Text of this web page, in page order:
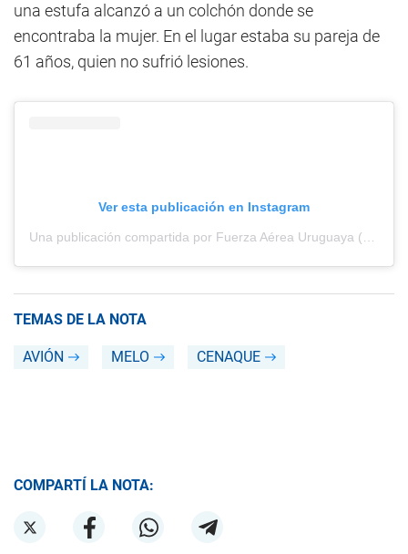
una estufa alcanzó a un colchón donde se
encontraba la mujer. En el lugar estaba su pareja de
61 años, quien no sufrió lesiones.
Ver esta publicación en Instagram
TEMAS DE LA NOTA
AVIÓN MELO CENAQUE
COMPARTÍ LA NOTA: